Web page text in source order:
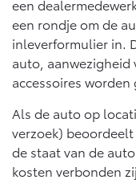
Vanaf € 46.301,-
Land Cruiser (excl.
een
een rondje om de
inleverformulier in.
auto, aanwezigheid
accessoires
Als de auto op
verzoek) beoordeelt
de staat van de
kosten verbonden